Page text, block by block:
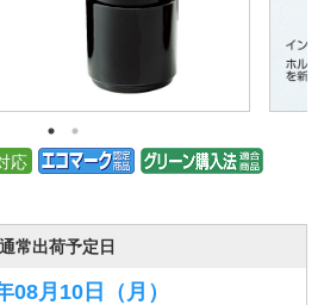
応
通常出荷予定日
08月10日 （月）